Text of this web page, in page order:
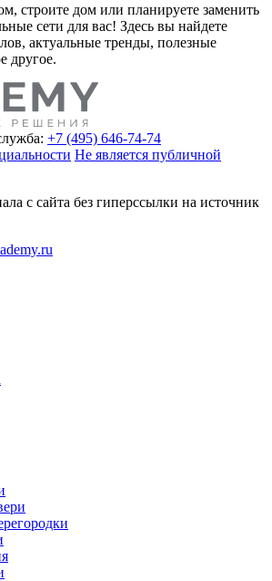
строите дом или планируете заменить
сети для вас! Здесь вы найдете
актуальные тренды, полезные
другое.
+7 (495) 646-74-74
Не является публичной
с сайта без гиперссылки на источник